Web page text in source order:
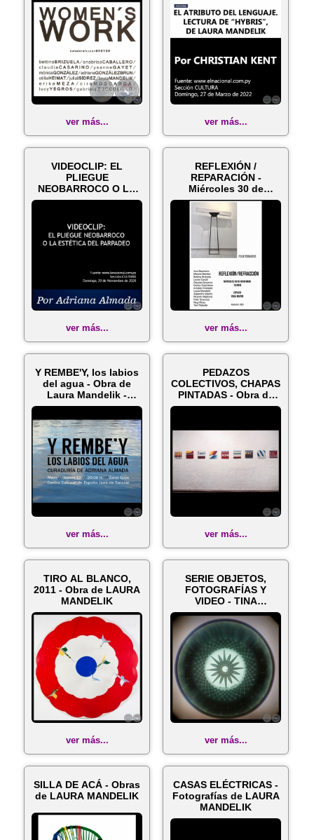
ver más... ver más...
VIDEOCLIP: EL
PLIEGUE
NEOBARROCO O LA
ESTÉTICA DEL
ver más...
REFLEXIÓN /
REPARACIÓN -
Miércoles 30 de
Noviembre de 2016
ver más...
Y REMBE'Y, los labios
del agua - Obra de
Laura Mandelik -
Curadur...
ver más...
PEDAZOS
COLECTIVOS, CHAPAS
PINTADAS - Obra de
LAURA MANDELIK
ver más...
TIRO AL BLANCO,
2011 - Obra de LAURA
MANDELIK
ver más...
SERIE OBJETOS,
FOTOGRAFÍAS Y
VIDEO - TINA
BRIZUELA y LAURA
MANDEL...
ver más...
SILLA DE ACÁ - Obras
de LAURA MANDELIK
CASAS ELÉCTRICAS -
Fotografías de LAURA
MANDELIK